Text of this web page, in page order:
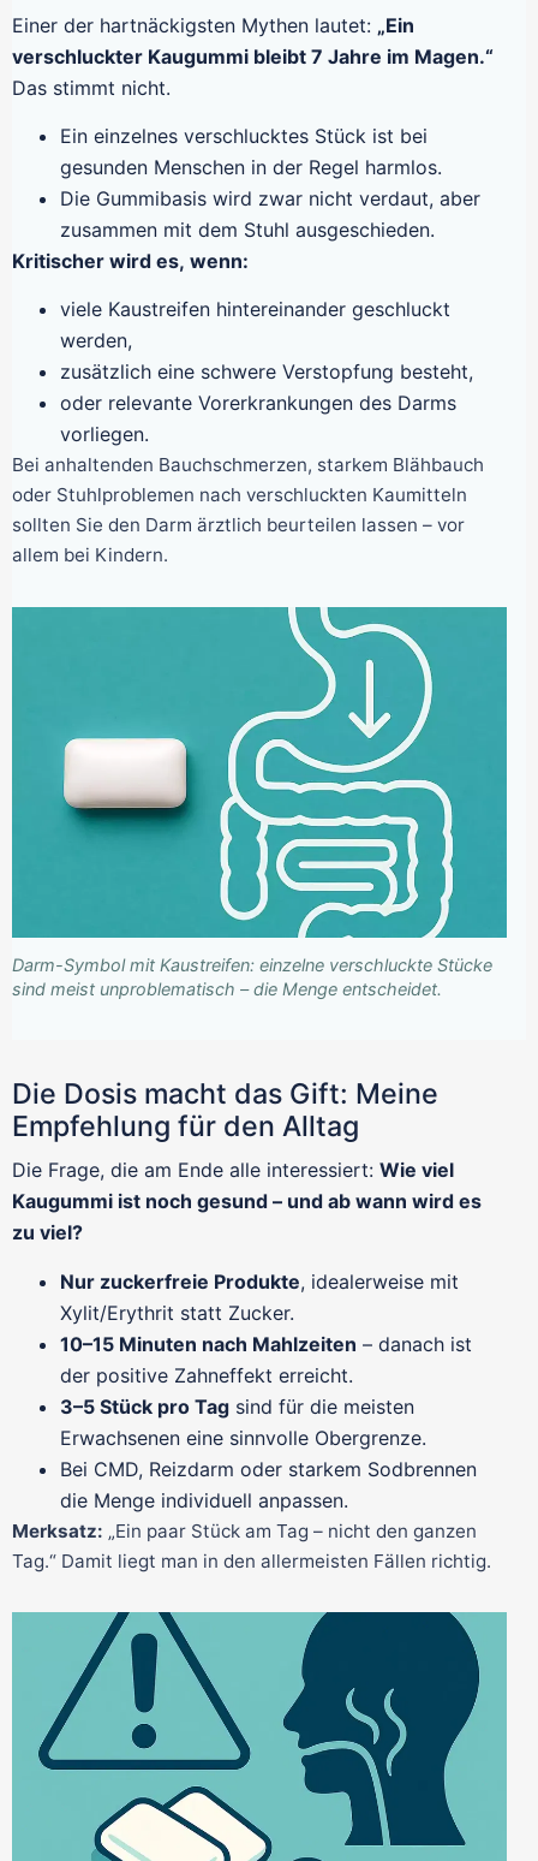
Einer der hartnäckigsten Mythen lautet: „Ein
verschluckter Kaugummi bleibt 7 Jahre im Magen.“
Das stimmt nicht.
Ein einzelnes verschlucktes Stück ist bei
gesunden Menschen in der Regel harmlos.
Die Gummibasis wird zwar nicht verdaut, aber
zusammen mit dem Stuhl ausgeschieden.
Kritischer wird es, wenn:
viele Kaustreifen hintereinander geschluckt
werden,
zusätzlich eine schwere Verstopfung besteht,
oder relevante Vorerkrankungen des Darms
vorliegen.
Bei anhaltenden Bauchschmerzen, starkem Blähbauch
oder Stuhlproblemen nach verschluckten Kaumitteln
sollten Sie den Darm ärztlich beurteilen lassen – vor
allem bei Kindern.
Darm-Symbol mit Kaustreifen: einzelne verschluckte Stücke
sind meist unproblematisch – die Menge entscheidet.
Die Dosis macht das Gift: Meine
Empfehlung für den Alltag
Die Frage, die am Ende alle interessiert: Wie viel
Kaugummi ist noch gesund – und ab wann wird es
zu viel?
Nur zuckerfreie Produkte, idealerweise mit
Xylit/Erythrit statt Zucker.
10–15 Minuten nach Mahlzeiten – danach ist
der positive Zahneffekt erreicht.
3–5 Stück pro Tag sind für die meisten
Erwachsenen eine sinnvolle Obergrenze.
Bei CMD, Reizdarm oder starkem Sodbrennen
die Menge individuell anpassen.
Merksatz: „Ein paar Stück am Tag – nicht den ganzen
Tag.“ Damit liegt man in den allermeisten Fällen richtig.